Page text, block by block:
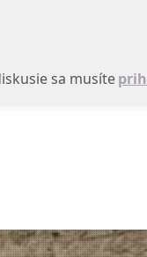
sa musíte